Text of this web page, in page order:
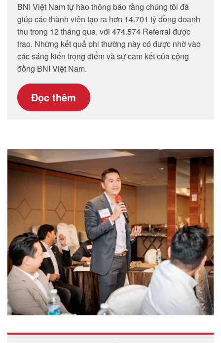
BNI Việt Nam tự hào thông báo rằng chúng tôi đã
giúp các thành viên tạo ra hơn 14.701 tỷ đồng doanh
thu trong 12 tháng qua, với 474.574 Referral được
trao. Những kết quả phi thường này có được nhờ vào
các sáng kiến trọng điểm và sự cam kết của cộng
đồng BNI Việt Nam.
Đọc thêm